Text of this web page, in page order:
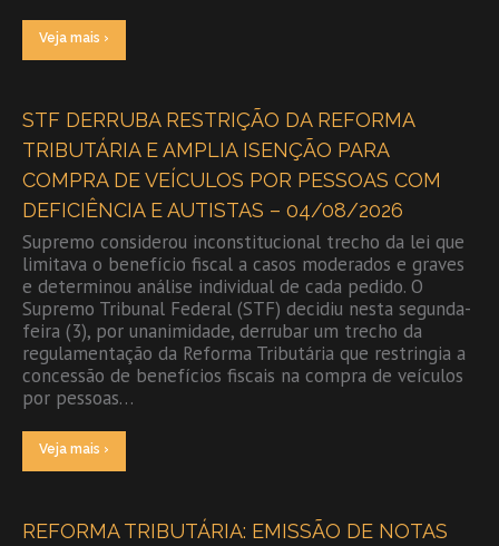
Veja mais ›
STF DERRUBA RESTRIÇÃO DA REFORMA
TRIBUTÁRIA E AMPLIA ISENÇÃO PARA
COMPRA DE VEÍCULOS POR PESSOAS COM
DEFICIÊNCIA E AUTISTAS – 04/08/2026
Supremo considerou inconstitucional trecho da lei que
limitava o benefício fiscal a casos moderados e graves
e determinou análise individual de cada pedido. O
Supremo Tribunal Federal (STF) decidiu nesta segunda-
feira (3), por unanimidade, derrubar um trecho da
regulamentação da Reforma Tributária que restringia a
concessão de benefícios fiscais na compra de veículos
por pessoas…
Veja mais ›
REFORMA TRIBUTÁRIA: EMISSÃO DE NOTAS